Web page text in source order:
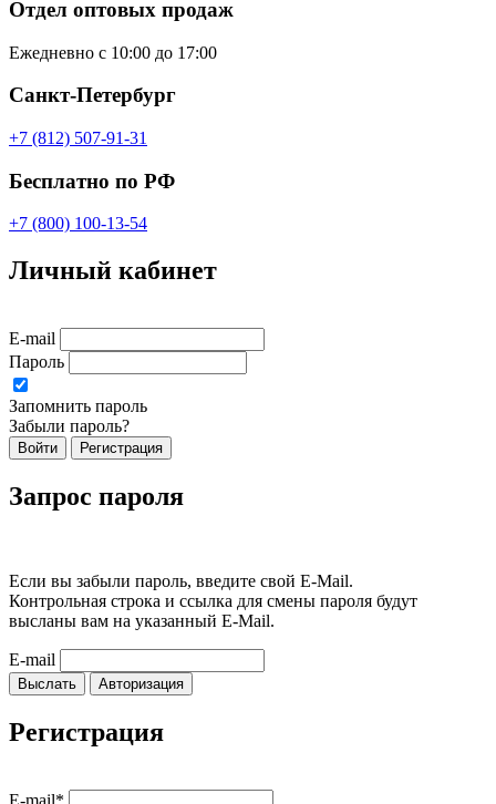
Отдел оптовых продаж
Ежедневно с 10:00 до 17:00
Санкт-Петербург
+7 (812) 507-91-31
Бесплатно по РФ
+7 (800) 100-13-54
Личный кабинет
E-mail
Пароль
Запомнить пароль
Забыли пароль?
Войти Регистрация
Запрос пароля
Если вы забыли пароль, введите свой E-Mail.
Контрольная строка и ссылка для смены пароля будут
высланы вам на указанный E-Mail.
E-mail
Выслать Авторизация
Регистрация
E-mail*